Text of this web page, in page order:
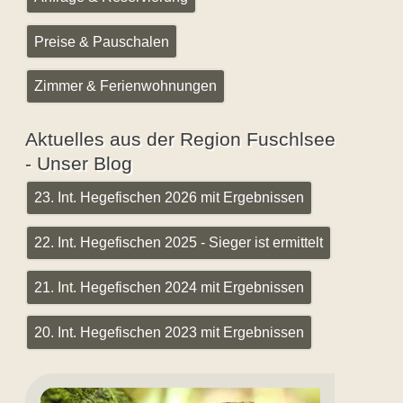
Preise & Pauschalen
Zimmer & Ferienwohnungen
Aktuelles aus der Region Fuschlsee
- Unser Blog
23. Int. Hegefischen 2026 mit Ergebnissen
22. Int. Hegefischen 2025 - Sieger ist ermittelt
21. Int. Hegefischen 2024 mit Ergebnissen
20. Int. Hegefischen 2023 mit Ergebnissen
Renkennymphen